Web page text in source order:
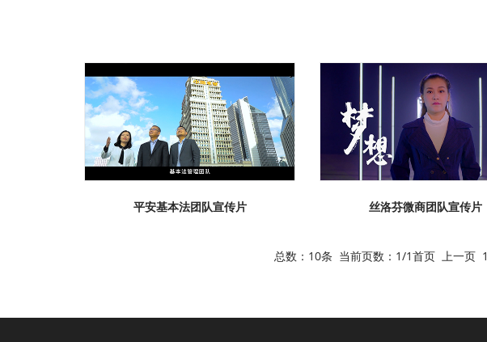
平安基本法团队宣传片 丝洛芬微商团队宣传片
总数：10条 当前页数： 1/1首页上一页 1